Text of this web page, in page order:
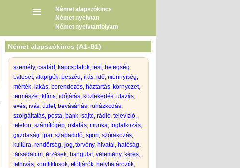
Német alapszókincs
Német nyelvtan
Német nyelvtanfolyam
Német alapszókincs (A1-B1)
személy, család , kapcsolatok, test, betegség,
baleset, alapigék, beszéd, írás, idő, mennyiség,
mérték, lakás, berendezés, háztartás, környezet,
természet, klíma, időjárás, közlekedés, utazás,
evés, ivás, üzlet, bevásárlás, ruházkodás,
szolgáltatás, posta, bank, sajtó, rádió, televízió,
telefon, számítógép, oktatás, munka, foglalkozás,
gazdaság, ipar, szabadidő, sport, szórakozás,
kultúra, rendőrség, jog, törvény, hivatal, hatóság,
társadalom, érzések, hangulat, vélemény, kérés,
felhívás, konfliktusok, elöljárók, helyhatározók,